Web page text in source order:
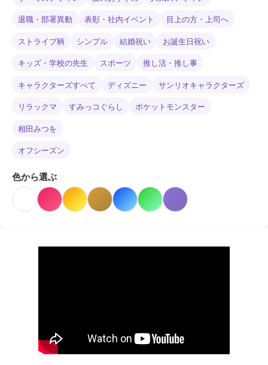
退職・部署異動
表彰・社内イベント
目上の方・上司へ
ストライプ柄
シンプル 結婚祝い
お誕生日祝い
キッズ・学校の先生
スポーツ
推し活・推し事
キャラクターズすべて
ディズニー
サンリオキャラクターズ
リラックマ
すみっコぐらし
ポケットモンスター
相田みつを
オフシーズン
色から選ぶ